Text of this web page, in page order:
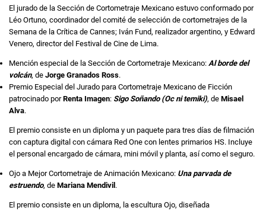
El jurado de la Sección de Cortometraje Mexicano estuvo conformado por
Léo Ortuno, coordinador del comité de selección de cortometrajes de la
Semana de la Crítica de Cannes; Iván Fund, realizador argentino, y Edward
Venero, director del Festival de Cine de Lima.
Mención especial de la Sección de Cortometraje Mexicano: Al borde del
volcán, de Jorge Granados Ross.
Premio Especial del Jurado para Cortometraje Mexicano de Ficción
patrocinado porRenta Imagen: Sigo Soñando (Oc ni temiki), de Misael
Alva.
El premio consiste en un diploma y un paquete para tres días de filmación
con captura digital con cámara Red One con lentes primarios HS. Incluye
el personal encargado de cámara, mini móvil y planta, así como el seguro.
Ojo a Mejor Cortometraje de Animación Mexicano: Una parvada de
estruendo, de Mariana Mendivil.
El premio consiste en un diploma, la escultura Ojo, diseñada